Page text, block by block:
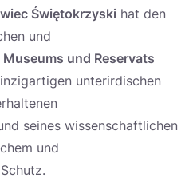
Świętokrzyski hat den
und
und Reservats
unterirdischen
seines wissenschaftlichen
und